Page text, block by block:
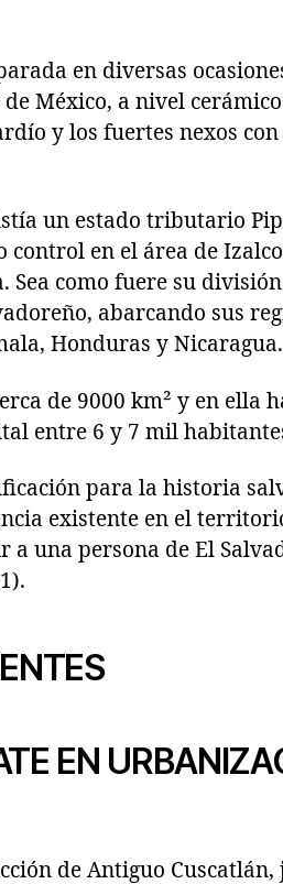
en diversas
México, a nivel
y los fuertes nexos
un estado tributario
en el área de
Sea como fuere su
abarcando sus
Honduras y Nicaragua.
de 9000 km² y en ella
entre 6 y 7 mil
para la historia
existente en el
una persona de El
EN
de Antiguo Cuscatlán,